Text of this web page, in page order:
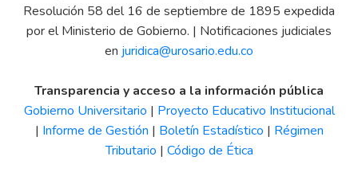
Resolución 58 del 16 de septiembre de 1895 expedida
por el Ministerio de Gobierno. | Notificaciones judiciales
en juridica@urosario.edu.co
Transparencia y acceso a la información pública
Gobierno Universitario | Proyecto Educativo Institucional
| Informe de Gestión | Boletín Estadístico | Régimen
Tributario | Código de Ética